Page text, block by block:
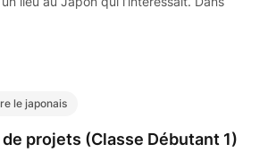
le japonais
projets (Classe Débutant 1)